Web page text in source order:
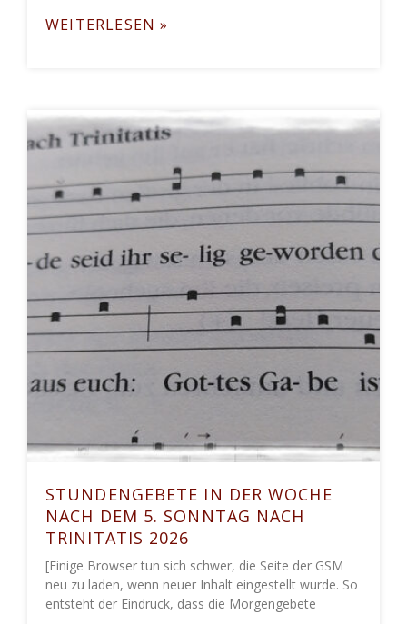
WEITERLESEN »
STUNDENGEBETE IN DER WOCHE
NACH DEM 5. SONNTAG NACH
TRINITATIS 2026
[Einige Browser tun sich schwer, die Seite der GSM
neu zu laden, wenn neuer Inhalt eingestellt wurde. So
entsteht der Eindruck, dass die Morgengebete